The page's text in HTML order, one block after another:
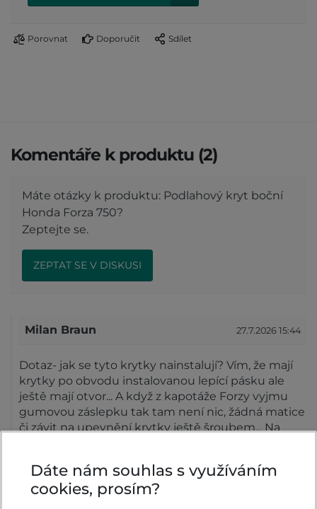
Porovnat Doporučit Sdílet
Komentáře k produktu (2)
Máte otázky k produktu: Podlahový kryt boční
Honda Forza 750?
Zeptejte se.
ZEPTAT SE V DISKUSI
Milan Braun 27.7.2026 15:44
Dotaz- jak se tyto krytky nainstalují? Vím, že mají
krytky po obvodu instalovanou lepící pásku ale
ještě mají otvor... A když z kapotáže Forzy vyjmu
gumovou záslepku tak tam není nic, žádná matice
či závit na upevnění krytky ještě šroubem... Na
Reagovat »
Honda Velsbike
Dáte nám souhlas s využíváním
cookies, prosím?